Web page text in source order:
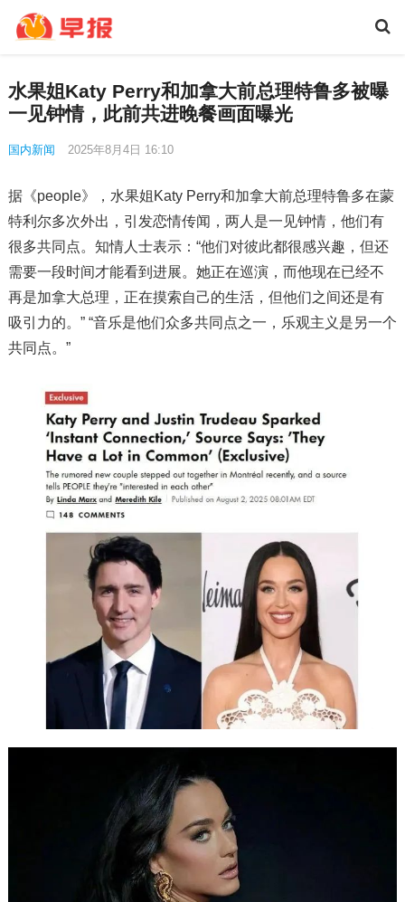
水果姐Katy Perry和加拿大前总理特鲁多被曝
一见钟情，此前共进晚餐画面曝光
国内新闻 2025年8月4日 16:10
据《people》，水果姐Katy Perry和加拿大前总理特鲁多在蒙
特利尔多次外出，引发恋情传闻，两人是一见钟情，他们有
很多共同点。知情人士表示：“他们对彼此都很感兴趣，但还
需要一段时间才能看到进展。她正在巡演，而他现在已经不
再是加拿大总理，正在摸索自己的生活，但他们之间还是有
吸引力的。” “音乐是他们众多共同点之一，乐观主义是另一个
共同点。”